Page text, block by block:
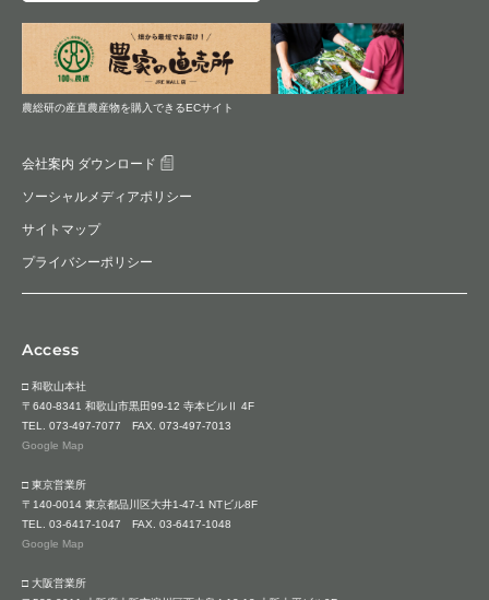
農総研の産直農産物を購入できるECサイト
会社案内 ダウンロード
ソーシャルメディアポリシー
サイトマップ
プライバシーポリシー
Access
□ 和歌山本社
〒640-8341 和歌山市黒田99-12 寺本ビルⅡ 4F
TEL. 073-497-7077 FAX. 073-497-7013
Google Map
□ 東京営業所
〒140-0014 東京都品川区大井1-47-1 NTビル8F
TEL. 03-6417-1047 FAX. 03-6417-1048
Google Map
□ 大阪営業所